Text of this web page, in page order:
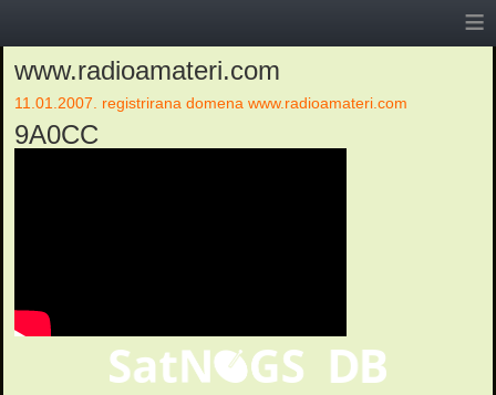
≡
www.radioamateri.com
11.01.2007. registrirana domena www.radioamateri.com
9A0CC